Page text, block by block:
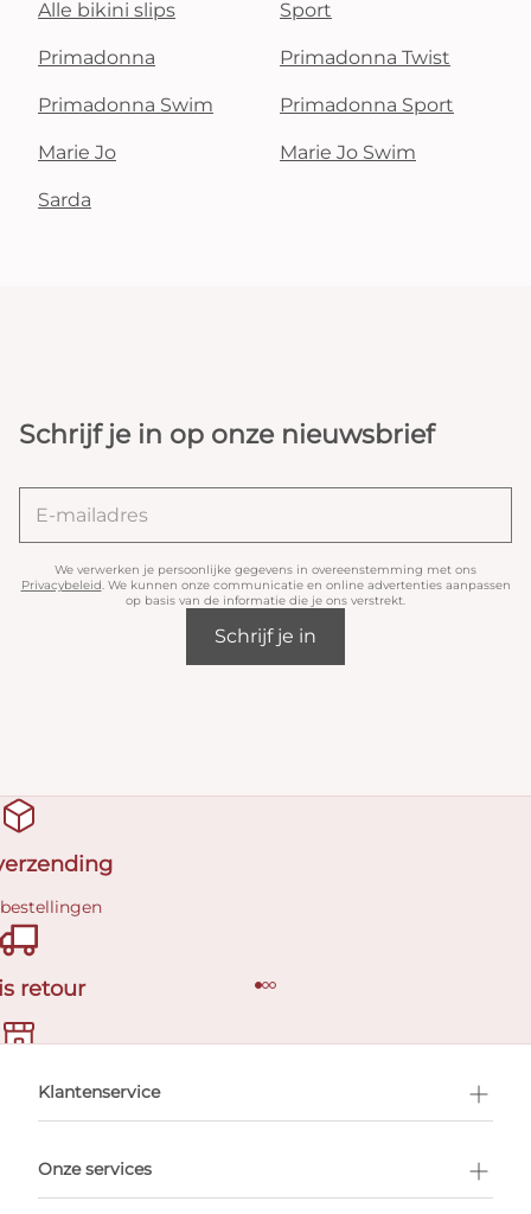
Alle bikini slips Sport
Primadonna Primadonna Twist
Primadonna Swim Primadonna Sport
Marie Jo Marie Jo Swim
Sarda
Schrijf je in op onze nieuwsbrief
We verwerken je persoonlijke gegevens in overeenstemming met ons
Privacybeleid. We kunnen onze communicatie en online advertenties aanpassen
op basis van de informatie die je ons verstrekt.
Schrijf je in
retour
afspraak
Klantenservice
Onze services